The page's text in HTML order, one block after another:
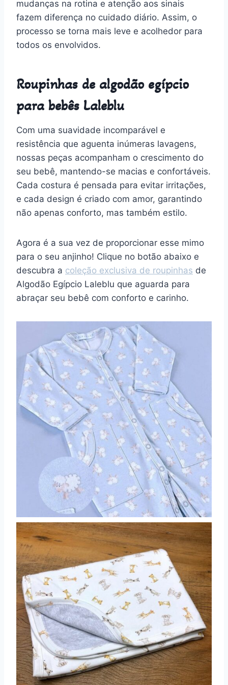
mudanças na rotina e atenção aos sinais
fazem diferença no cuidado diário. Assim, o
processo se torna mais leve e acolhedor para
todos os envolvidos.
Roupinhas de algodão egípcio
para bebês Laleblu
Com uma suavidade incomparável e
resistência que aguenta inúmeras lavagens,
nossas peças acompanham o crescimento do
seu bebê, mantendo-se macias e confortáveis.
Cada costura é pensada para evitar irritações,
e cada design é criado com amor, garantindo
não apenas conforto, mas também estilo.
Agora é a sua vez de proporcionar esse mimo
para o seu anjinho! Clique no botão abaixo e
descubra a coleção exclusiva de roupinhas de
Algodão Egípcio Laleblu que aguarda para
abraçar seu bebê com conforto e carinho.